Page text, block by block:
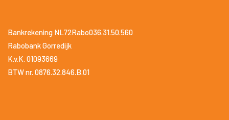
Bankrekening NL72Rabo036.31.50.560
Rabobank Gorredijk
K.v.K. 01093669
BTW nr. 0876.32.846.B.01